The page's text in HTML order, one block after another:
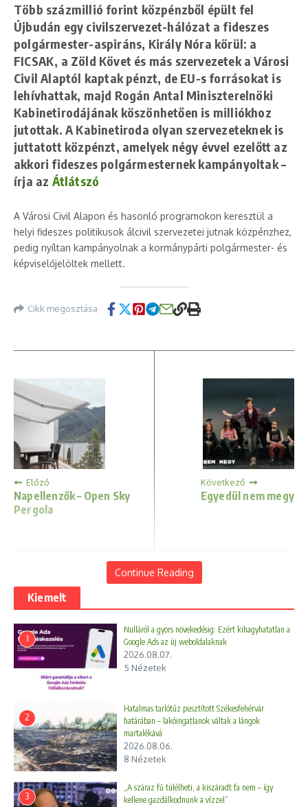
Több százmillió forint közpénzből épült fel
Újbudán egy civilszervezet-hálózat a fideszes
polgármester-aspiráns, Király Nóra körül: a
FICSAK, a Zöld Követ és más szervezetek a Városi
Civil Alaptól kaptak pénzt, de EU-s forrásokat is
lehívhattak, majd Rogán Antal Miniszterelnöki
Kabinetirodájának köszönhetően is milliókhoz
jutottak. A Kabinetiroda olyan szervezeteknek is
juttatott közpénzt, amelyek négy évvel ezelőtt az
akkori fideszes polgármesternek kampányoltak –
írja az Átlátszó
A Városi Civil Alapon és hasonló programokon keresztül a
helyi fideszes politikusok álcivil szervezetei jutnak közpénzhez,
pedig nyíltan kampányolnak a kormánypárti polgármester- és
képviselőjelöltek mellett.
Cikk megosztása
Előző
Napellenzők – Open Sky
Pergola
Következő
Egyedül nem megy
Amerika retteg a „Benzinkút
heroin”-tól
2024.01.15.
Átláthatatlan számlák a digitális
2025.05.06.
Continue Reading
Kiemelt
1
Nulláról a gyors növekedésig: Ezért kihagyhatatlan a
Google Ads az új weboldalaknak
2026.08.07.
5 Nézetek
2
Hatalmas tarlótűz pusztított Székesfehérvár
határában – lakóingatlanok váltak a lángok
martalékává
2026.08.06.
8 Nézetek
3
„A száraz fű túlélheti, a kiszáradt fa nem – így
kellene gazdálkodnunk a vízzel”